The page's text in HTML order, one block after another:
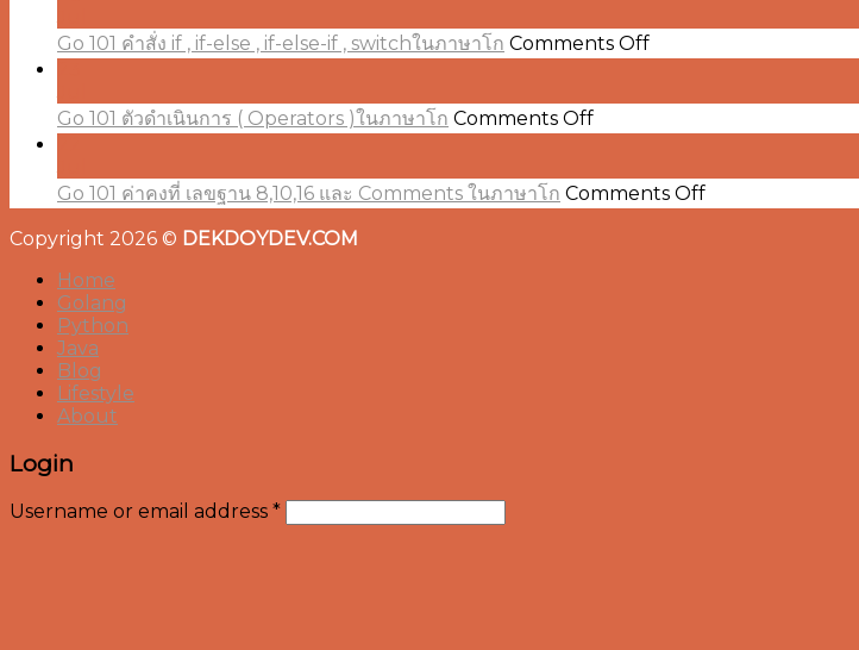
Go 101 คำสั่ง if , if-else , if-else-if , switchในภาษาโก Comments Offon
Go
คำ
สั่ง
,
if-
Go 101 ตัวดำเนินการ ( Operators )ในภาษาโก Comments Offon
Go
ตัว
ดำเนิน
Go 101 ค่าคงที่ เลขฐาน 8,10,16 และ Comments ในภาษาโก Comments Offon
Go
Copyright 2026 © DEKDOYDEV.COM
Home
Golang
Python
Java
Blog
Lifestyle
About
Login
Username or email address *